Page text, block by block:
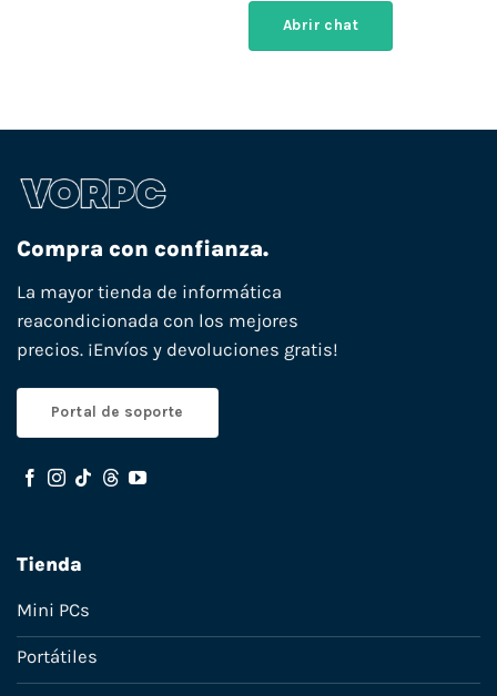
Abrir chat
Compra con confianza.
La mayor tienda de informática
reacondicionada con los mejores
precios. ¡Envíos y devoluciones gratis!
Portal de soporte
Tienda
Mini PCs
Portátiles